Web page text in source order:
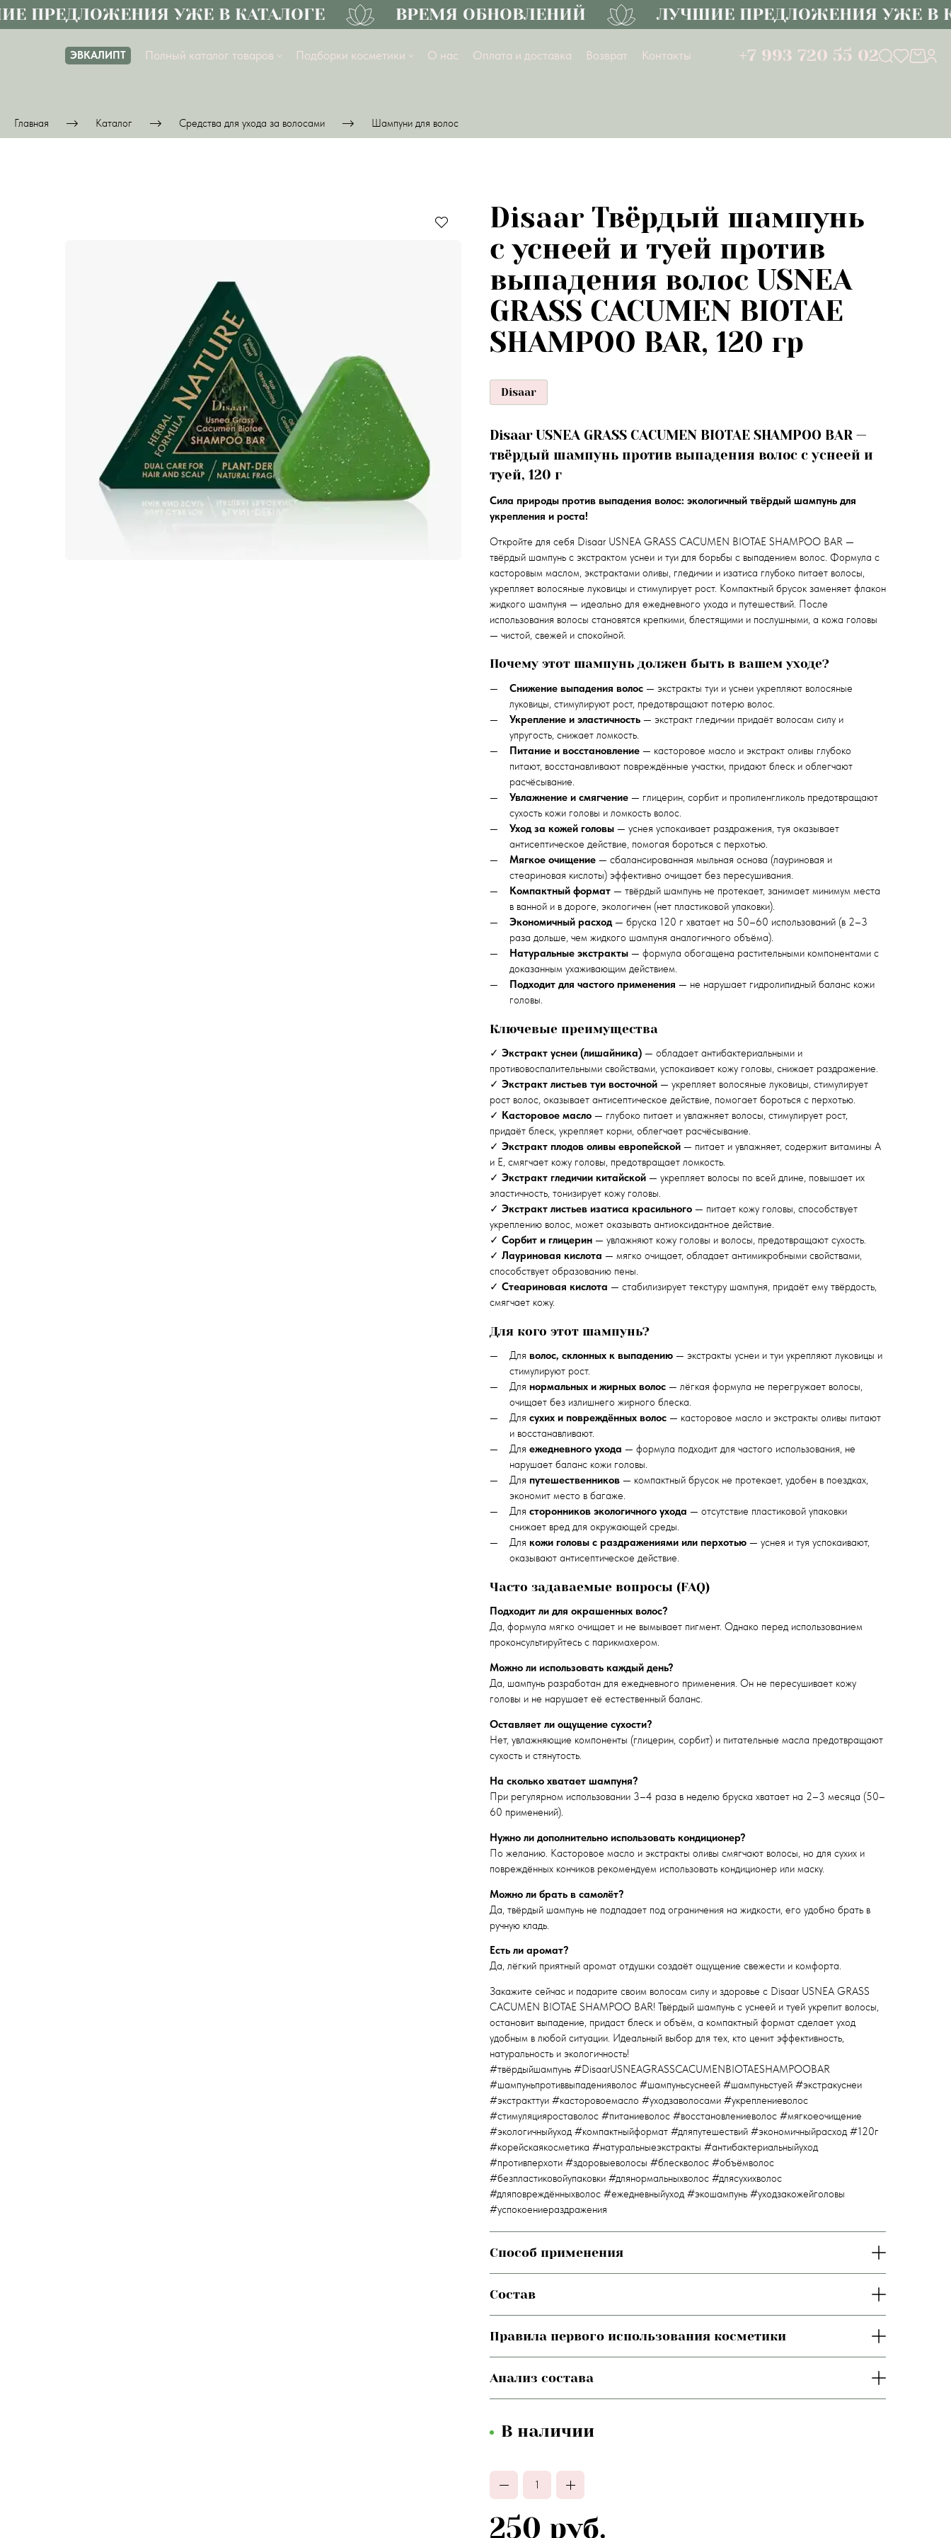
УЖЕ В КАТАЛОГЕ ВРЕМЯ ОБНОВЛЕНИЙ ЛУЧШИЕ ПРЕДЛОЖЕНИЯ УЖЕ В
ЭВКАЛИПТ Полный каталог товаров Подборки косметики О нас Оплата и доставка Возврат Контакты +7 993 720 55 02
Главная Каталог Средства для ухода за волосами Шампуни для волос
Disaar Твёрдый шампунь
с уснеей и туей против
выпадения волос USNEA
GRASS CACUMEN BIOTAE
SHAMPOO BAR, 120 гр
Disaar
Disaar USNEA GRASS CACUMEN BIOTAE SHAMPOO BAR —
твёрдый шампунь против выпадения волос с уснеей и
туей, 120 г
Сила природы против выпадения волос: экологичный твёрдый шампунь для
укрепления и роста!
Откройте для себя Disaar USNEA GRASS CACUMEN BIOTAE SHAMPOO BAR —
твёрдый шампунь с экстрактом уснеи и туи для борьбы с выпадением волос. Формула с
касторовым маслом, экстрактами оливы, гледичии и изатиса глубоко питает волосы,
укрепляет волосяные луковицы и стимулирует рост. Компактный брусок заменяет флакон
жидкого шампуня — идеально для ежедневного ухода и путешествий. После
использования волосы становятся крепкими, блестящими и послушными, а кожа головы
— чистой, свежей и спокойной.
Почему этот шампунь должен быть в вашем уходе?
Снижение выпадения волос— экстракты туи и уснеи укрепляют волосяные
луковицы, стимулируют рост, предотвращают потерю волос.
Укрепление и эластичность— экстракт гледичии придаёт волосам силу и
упругость, снижает ломкость.
Питание и восстановление— касторовое масло и экстракт оливы глубоко
питают, восстанавливают повреждённые участки, придают блеск и облегчают
расчёсывание.
Увлажнение и смягчение— глицерин, сорбит и пропиленгликоль предотвращают
сухость кожи головы и ломкость волос.
Уход за кожей головы— уснея успокаивает раздражения, туя оказывает
антисептическое действие, помогая бороться с перхотью.
Мягкое очищение— сбалансированная мыльная основа (лауриновая и
стеариновая кислоты) эффективно очищает без пересушивания.
Компактный формат— твёрдый шампунь не протекает, занимает минимум места
в ванной и в дороге, экологичен (нет пластиковой упаковки).
Экономичный расход— бруска 120 г хватает на 50–60 использований (в 2–3
раза дольше, чем жидкого шампуня аналогичного объёма).
Натуральные экстракты— формула обогащена растительными компонентами с
доказанным ухаживающим действием.
Подходит для частого применения — не нарушает гидролипидный баланс кожи
головы.
Ключевые преимущества
✓ Экстракт уснеи (лишайника) — обладает антибактериальными и
противовоспалительными свойствами, успокаивает кожу головы, снижает раздражение.
✓ Экстракт листьев туи восточной — укрепляет волосяные луковицы, стимулирует
рост волос, оказывает антисептическое действие, помогает бороться с перхотью.
✓ Касторовое масло — глубоко питает и увлажняет волосы, стимулирует рост,
придаёт блеск, укрепляет корни, облегчает расчёсывание.
✓ Экстракт плодов оливы европейской — питает и увлажняет, содержит витамины A
и E, смягчает кожу головы, предотвращает ломкость.
✓ Экстракт гледичии китайской — укрепляет волосы по всей длине, повышает их
эластичность, тонизирует кожу головы.
✓ Экстракт листьев изатиса красильного — питает кожу головы, способствует
укреплению волос, может оказывать антиоксидантное действие.
✓ Сорбит и глицерин — увлажняют кожу головы и волосы, предотвращают сухость.
✓ Лауриновая кислота — мягко очищает, обладает антимикробными свойствами,
способствует образованию пены.
✓ Стеариновая кислота — стабилизирует текстуру шампуня, придаёт ему твёрдость,
смягчает кожу.
Для кого этот шампунь?
Для волос, склонных к выпадению— экстракты уснеи и туи укрепляют луковицы и
стимулируют рост.
Для нормальных и жирных волос— лёгкая формула не перегружает волосы,
очищает без излишнего жирного блеска.
Для сухих и повреждённых волос— касторовое масло и экстракты оливы питают
и восстанавливают.
Для ежедневного ухода — формула подходит для частого использования, не
нарушает баланс кожи головы.
Для путешественников— компактный брусок не протекает, удобен в поездках,
экономит место в багаже.
Для сторонников экологичного ухода — отсутствие пластиковой упаковки
снижает вред для окружающей среды.
Для кожи головы с раздражениями или перхотью— уснея и туя успокаивают,
оказывают антисептическое действие.
Часто задаваемые вопросы (FAQ)
Подходит ли для окрашенных волос?
Да, формула мягко очищает и не вымывает пигмент. Однако перед использованием
проконсультируйтесь с парикмахером.
Можно ли использовать каждый день?
Да, шампунь разработан для ежедневного применения. Он не пересушивает кожу
головы и не нарушает её естественный баланс.
Оставляет ли ощущение сухости?
Нет, увлажняющие компоненты (глицерин, сорбит) и питательные масла предотвращают
сухость и стянутость.
На сколько хватает шампуня?
При регулярном использовании 3–4 раза в неделю бруска хватает на 2–3 месяца (50–
60 применений).
Нужно ли дополнительно использовать кондиционер?
По желанию. Касторовое масло и экстракты оливы смягчают волосы, но для сухих и
повреждённых кончиков рекомендуем использовать кондиционер или маску.
Можно ли брать в самолёт?
Да, твёрдый шампунь не подпадает под ограничения на жидкости, его удобно брать в
ручную кладь.
Есть ли аромат?
Да, лёгкий приятный аромат отдушки создаёт ощущение свежести и комфорта.
Закажите сейчас и подарите своим волосам силу и здоровье с Disaar USNEA GRASS
CACUMEN BIOTAE SHAMPOO BAR! Твёрдый шампунь с уснеей и туей укрепит волосы,
остановит выпадение, придаст блеск и объём, а компактный формат сделает уход
удобным в любой ситуации. Идеальный выбор для тех, кто ценит эффективность,
натуральность и экологичность!
#твёрдыйшампунь #DisaarUSNEAGRASSCACUMENBIOTAESHAMPOOBAR
#шампуньпротиввыпаденияволос #шампуньсуснеей #шампуньстуей #экстракуснеи
#экстракттуи #касторовоемасло #уходзаволосами #укреплениеволос
#стимуляцияроставолос #питаниеволос #восстановлениеволос #мягкоеочищение
#экологичныйуход #компактныйформат #дляпутешествий #экономичныйрасход #120г
#корейскаякосметика #натуральныеэкстракты #антибактериальныйуход
#противперхоти #здоровыеволосы #блескволос #объёмволос
#безпластиковойупаковки #длянормальныхволос #длясухихволос
#дляповреждённыхволос #ежедневныйуход #экошампунь #уходзакожейголовы
#успокоениераздражения
Способ применения
Состав
Правила первого использования косметики
Анализ состава
В наличии
250 руб.